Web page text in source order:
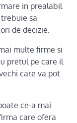
in prealabil
sa
de decizie.
multe firme si
pretul pe care il
care va pot
ce-a mai
care ofera